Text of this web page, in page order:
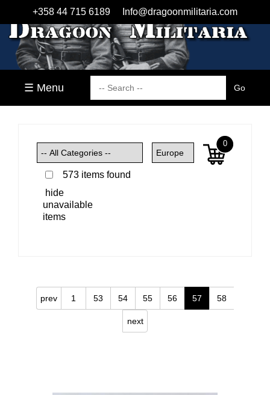
+358 44 715 6189 Info@dragoonmilitaria.com
☰ Menu
573 items found
hide
unavailable
items
0
prev 1 53 54 55 56 57 58
next